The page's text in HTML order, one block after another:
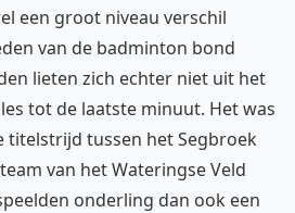
een groot niveau verschil
van de badminton bond
lieten zich echter niet uit het
tot de laatste minuut. Het was
titelstrijd tussen het Segbroek
van het Wateringse Veld
onderling dan ook een